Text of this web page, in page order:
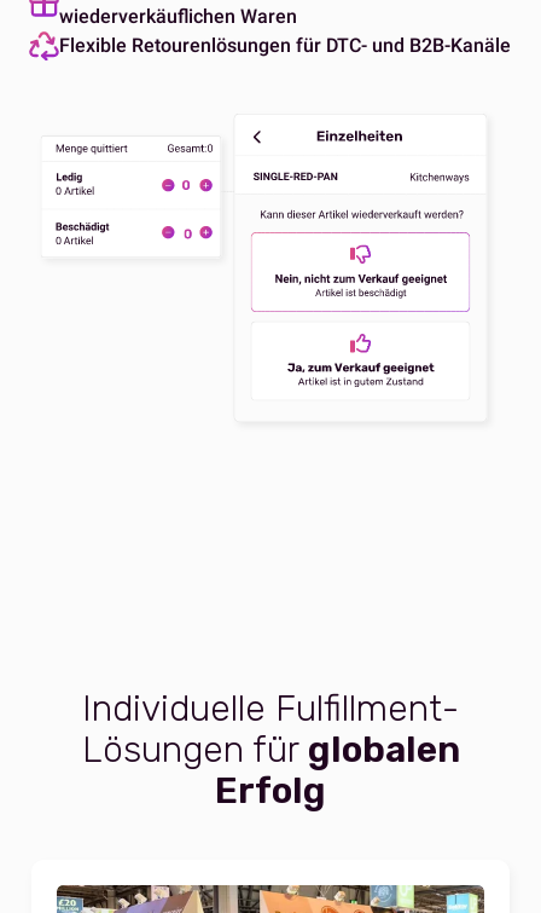
wiederverkäuflichen Waren
Flexible Retourenlösungen für DTC- und B2B-Kanäle
Individuelle Fulfillment-
Lösungen für globalen
Erfolg